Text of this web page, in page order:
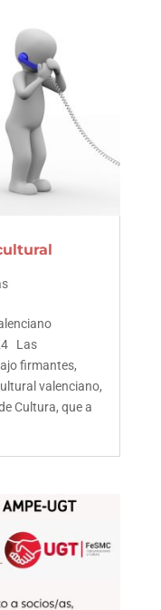
Las
firmantes,
valenciano,
Cultura, que a